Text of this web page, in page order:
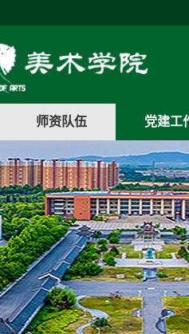
师资队伍 党建工